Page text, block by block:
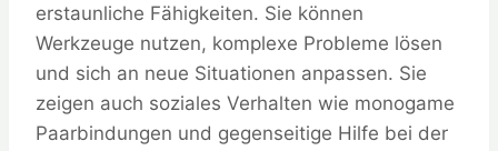
erstaunliche Fähigkeiten. Sie können
Werkzeuge nutzen, komplexe Probleme lösen
und sich an neue Situationen anpassen. Sie
zeigen auch soziales Verhalten wie monogame
Paarbindungen und gegenseitige Hilfe bei der